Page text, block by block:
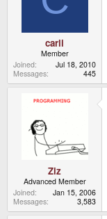
carli
Member
Joined
Jul 18, 2010
Messages
445
Ziz
Advanced Member
Joined
Jan 15, 2006
Messages
3,583